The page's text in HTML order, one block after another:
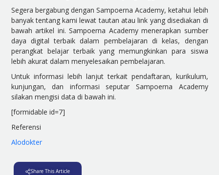
Segera bergabung dengan Sampoerna Academy, ketahui lebih
banyak tentang kami lewat tautan atau link yang disediakan di
bawah artikel ini. Sampoerna Academy menerapkan sumber
daya digital terbaik dalam pembelajaran di kelas, dengan
perangkat belajar terbaik yang memungkinkan para siswa
lebih akurat dalam menyelesaikan pembelajaran.
Untuk informasi lebih lanjut terkait pendaftaran, kurikulum,
kunjungan, dan informasi seputar Sampoerna Academy
silakan mengisi data di bawah ini.
[formidable id=7]
Referensi
Alodokter
Share This Article